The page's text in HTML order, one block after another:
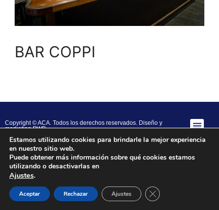
BAR COPPI
Copyright © ACA. Todos los derechos reservados. Diseño y
marketing PWB
Estamos utilizando cookies para brindarle la mejor experiencia
en nuestro sitio web.
Puede obtener más información sobre qué cookies estamos
utilizando o desactivarlas en
Ajustes.
Aceptar Rechazar Ajustes Close GDPR Cookie